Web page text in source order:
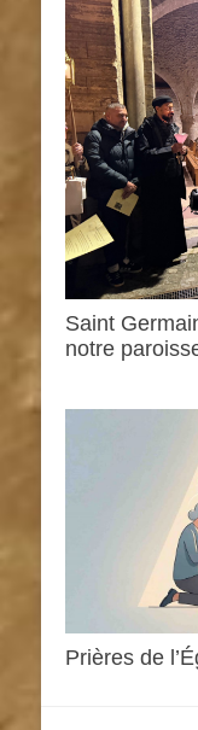
Saint
notre
Prières de
3h00